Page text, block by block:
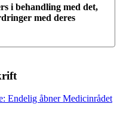
i behandling med det,
med deres